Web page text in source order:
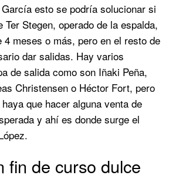
esto se podría solucionar si
Ter Stegen, operado de la espalda,
4 meses o más, pero en el resto de
dar salidas. Hay varios
de salida como son Iñaki Peña,
Christensen o Héctor Fort, pero
que hacer alguna venta de
y ahí es donde surge el
fin de curso dulce